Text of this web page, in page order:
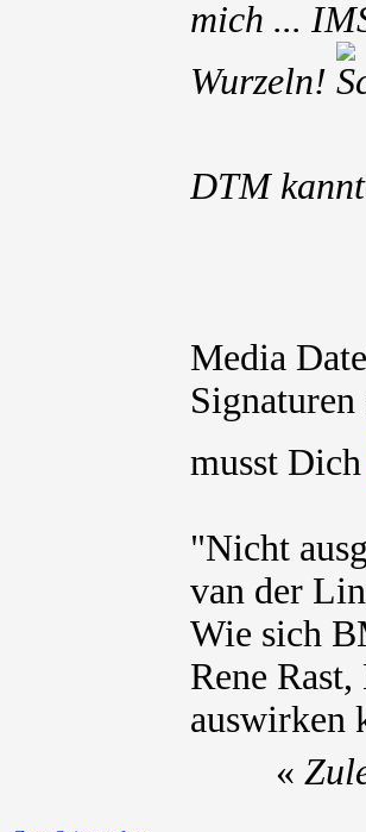
mich ...
Wurzeln!
DTM
Media
musst Dich
"Nicht
van der
Wie sich
Rene
auswirken
«